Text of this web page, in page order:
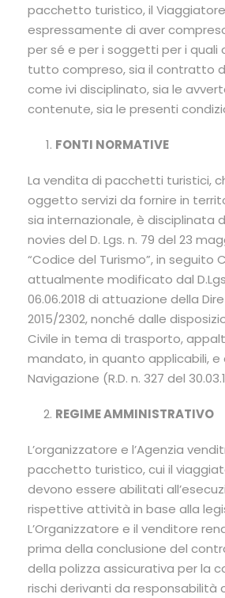
pacchetto turistico, il
espressamente di aver
per sé e per i soggetti per i quali
tutto compreso, sia il contratto
come ivi disciplinato, sia le
contenute, sia le presenti
FONTI NORMATIVE
La vendita di pacchetti turistici,
oggetto servizi da fornire in
sia internazionale, è disciplinata
novies del D. Lgs. n. 79 del 23
“Codice del Turismo”, in seguito
attualmente modificato dal
06.06.2018 di attuazione della
2015/2302, nonché dalle
Civile in tema di trasporto,
mandato, in quanto applicabili, e
Navigazione (R.D. n. 327 del
REGIME AMMINISTRATIVO
L’organizzatore e l’Agenzia
pacchetto turistico, cui il
devono essere abilitati
rispettive attività in base alla
L’Organizzatore e il venditore
prima della conclusione del
della polizza assicurativa per la
rischi derivanti da responsabilità